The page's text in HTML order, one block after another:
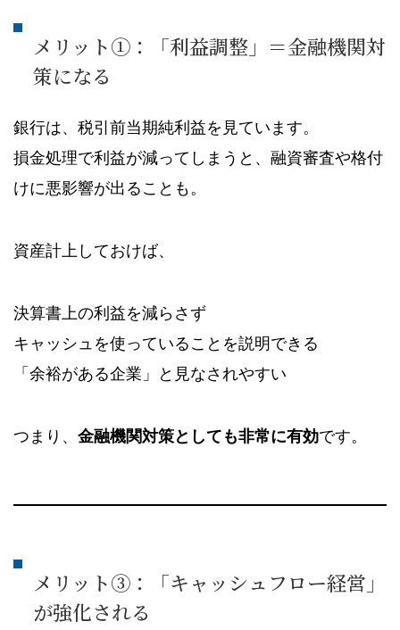
メリット①：「利益調整」＝金融機関対
策になる
銀行は、税引前当期純利益を見ています。
損金処理で利益が減ってしまうと、融資審査や格付
けに悪影響が出ることも。
資産計上しておけば、
決算書上の利益を減らさず
キャッシュを使っていることを説明できる
「余裕がある企業」と見なされやすい
つまり、 金融機関対策としても非常に有効です。
メリット③：「キャッシュフロー経営」
が強化される